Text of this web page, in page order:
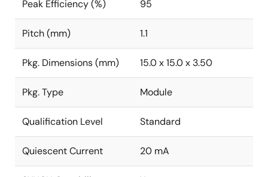
Peak Efficiency (%) 95
Pitch (mm) 1.1
Pkg. Dimensions (mm) 15.0 x 15.0 x 3.50
Pkg. Type Module
Qualification Level Standard
Quiescent Current 20 mA